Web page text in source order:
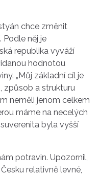
chce změnit
něj je
republika vyváží
hodnotou
„Můj základní cíl je
způsob a strukturu
neměli jenom celkem
máme na necelých
byla vyšší
potravin. Upozornil,
relativně levné,